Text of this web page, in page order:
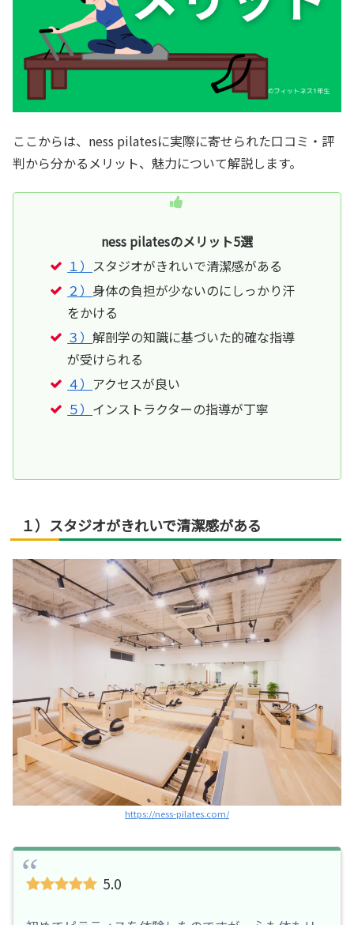
ここからは、ness pilatesに実際に寄せられた口コミ・評
判から分かるメリット、魅力について解説します。
ness pilatesのメリット5選
１） スタジオがきれいで清潔感がある
２） 身体の負担が少ないのにしっかり汗
をかける
３）解剖学の知識に基づいた的確な指導
が受けられる
４） アクセスが良い
５） インストラクターの指導が丁寧
１）スタジオがきれいで清潔感がある
https://ness-pilates.com/
5.0